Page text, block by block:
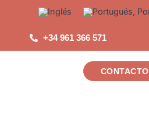
contenido
+34 961 366 571
CONTACTO